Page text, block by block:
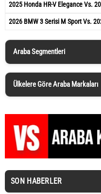
2025 Honda HR-V Elegance Vs.
2026 BMW 3 Serisi M Sport Vs.
Araba Segmentleri
Ülkelere Göre Araba Markaları
SON HABERLER